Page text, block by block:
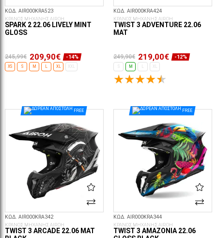
ΚΩΔ. AIR000KRA523
ΚΡΑΝΟΣ ΜΗΧΑΝΗΣ AIROH
SPARK 2 22.06 LIVELY MINT
GLOSS
245,99€ 209,90€ -14%
XS S M L XL XXL
ΚΩΔ. AIR000KRA424
ΚΡΑΝΟΣ ΜΗΧΑΝΗΣ AIROH
TWIST 3 ADVENTURE 22.06
MAT
249,90€ 219,00€ -12%
S M XL
FREE
ΚΩΔ. AIR000KRA342
ΚΡΑΝΟΣ ΜΗΧΑΝΗΣ AIROH
TWIST 3 ARCADE 22.06 MAT
FREE
ΚΩΔ. AIR000KRA344
ΚΡΑΝΟΣ ΜΗΧΑΝΗΣ AIROH
TWIST 3 AMAZONIA 22.06